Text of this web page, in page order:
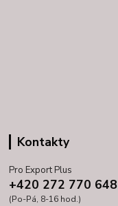
Kontakty
Pro Export Plus
+420 272 770 648
(Po-Pá, 8-16 hod.)